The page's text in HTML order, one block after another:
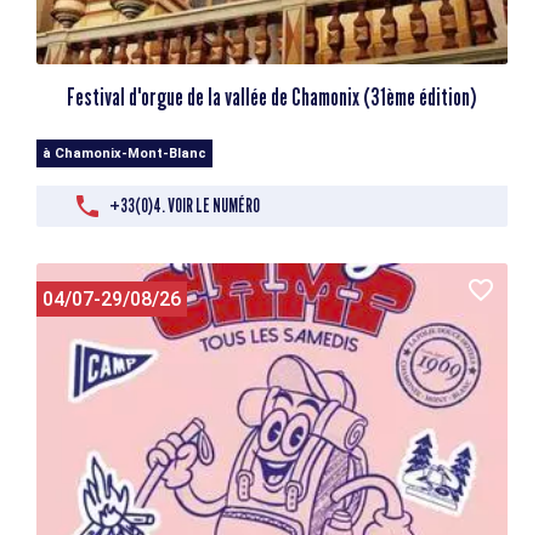
Festival d'orgue de la vallée de Chamonix (31ème édition)
à Chamonix-Mont-Blanc
+33(0)4. VOIR LE NUMÉRO
04/07-29/08/26